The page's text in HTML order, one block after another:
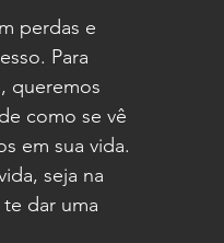
perdas e
Para
queremos
como se vê
em sua vida.
seja na
dar uma